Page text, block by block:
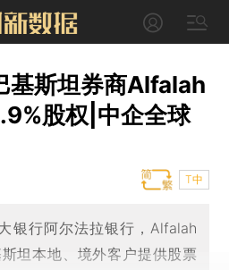
基斯坦券商Alfalah
股权|中企全球
T中
银行阿尔法拉银行，Alfalah
坦本地、境外客户提供股票